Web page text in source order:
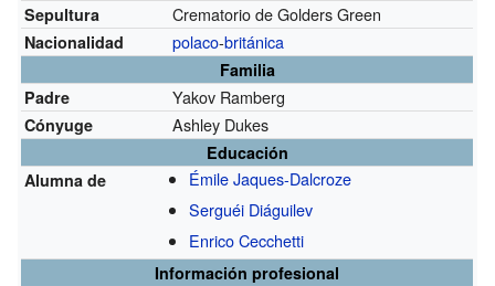
Sepultura Crematorio de Golders Green
Nacionalidad polaco-británica
Familia
Padre
Yakov Ramberg
Cónyuge Ashley Dukes
Educación
Alumna de
Émile Jaques-Dalcroze
Serguéi Diáguilev
Enrico Cecchetti
Información profesional